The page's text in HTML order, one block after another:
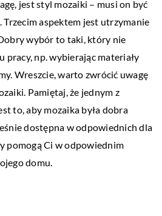
jest styl mozaiki – musi on być
Trzecim aspektem jest utrzymanie
wybór to taki, który nie
pracy, np. wybierając materiały
Wreszcie, warto zwrócić uwagę
Pamiętaj, że jednym z
to, aby mozaika była dobra
dostępna w odpowiednich dla
pomogą Ci w odpowiednim
domu.